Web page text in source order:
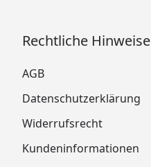
Rechtliche Hinweise
AGB
Datenschutzerklärung
Widerrufsrecht
Kundeninformationen